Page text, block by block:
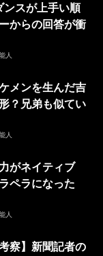
スが上手い順
からの回答が衝
人
メンを生んだ吉
？兄弟も似てい
人
がネイティブ
ペラになった
人
察】新聞記者の